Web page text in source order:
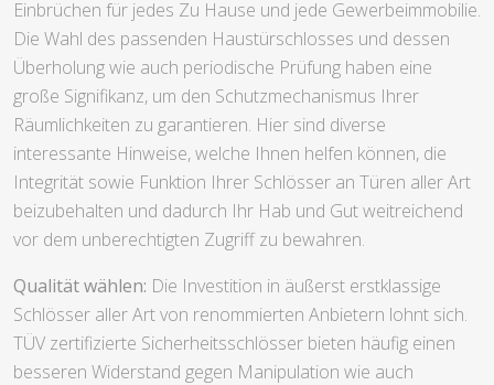
Einbrüchen für jedes Zu Hause und jede Gewerbeimmobilie.
Die Wahl des passenden Haustürschlosses und dessen
Überholung wie auch periodische Prüfung haben eine
große Signifikanz, um den Schutzmechanismus Ihrer
Räumlichkeiten zu garantieren. Hier sind diverse
interessante Hinweise, welche Ihnen helfen können, die
Integrität sowie Funktion Ihrer Schlösser an Türen aller Art
beizubehalten und dadurch Ihr Hab und Gut weitreichend
vor dem unberechtigten Zugriff zu bewahren.
Qualität wählen: Die Investition in äußerst erstklassige
Schlösser aller Art von renommierten Anbietern lohnt sich.
TÜV zertifizierte Sicherheitsschlösser bieten häufig einen
besseren Widerstand gegen Manipulation wie auch